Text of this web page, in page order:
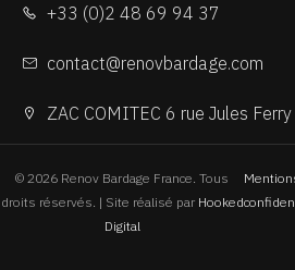
+33 (0)2 48 69 94 37
contact@renovbardage.com
ZAC COMITEC 6 rue Jules
© 2026 Renov Bardage France. Tous
droits réservés. | Site réalisé par Hooked
Digital